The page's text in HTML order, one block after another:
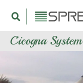
Cicogna System